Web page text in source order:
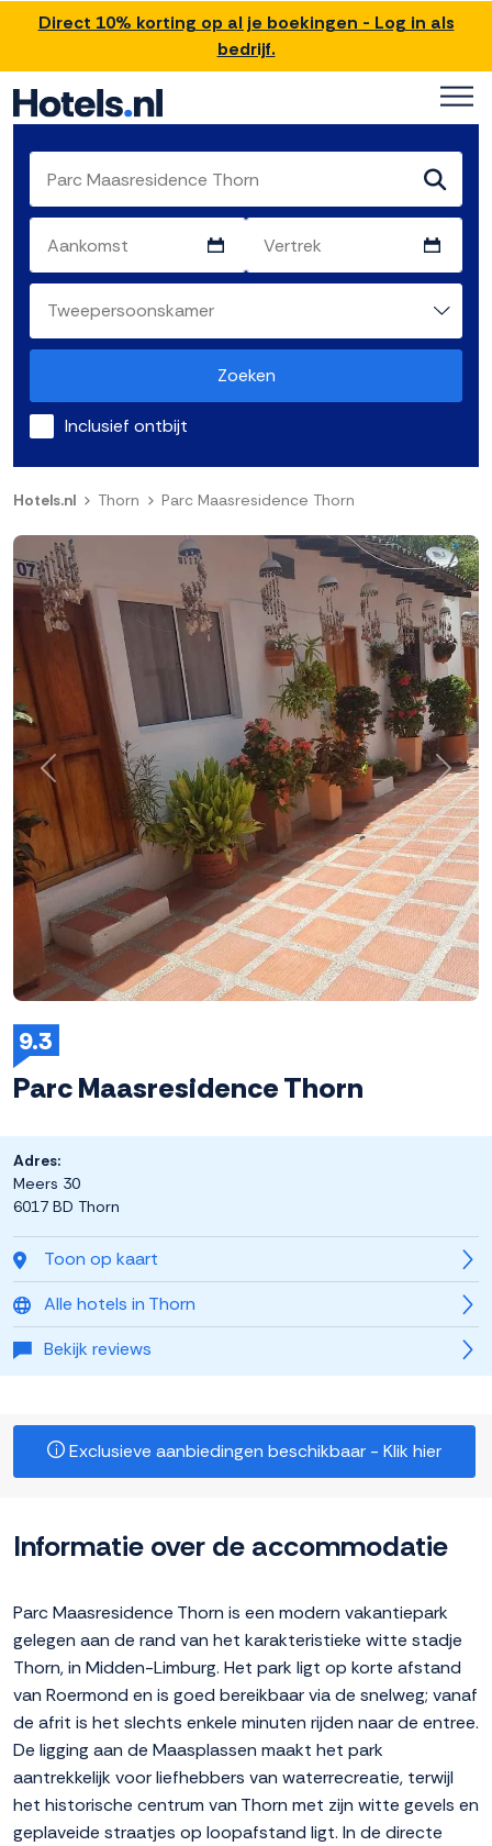
Direct 10% korting op al je boekingen - Log in als
bedrijf.
Zoeken
Inclusief ontbijt
Hotels.nl Thorn Parc Maasresidence Thorn
9.3
Parc Maasresidence Thorn
Toon op kaart
Alle hotels in Thorn
Bekijk reviews
Adres:
Meers 30
6017 BD Thorn
Exclusieve aanbiedingen beschikbaar - Klik hier
Informatie over de accommodatie
Parc Maasresidence Thorn is een modern vakantiepark
gelegen aan de rand van het karakteristieke witte stadje
Thorn, in Midden-Limburg. Het park ligt op korte afstand
van Roermond en is goed bereikbaar via de snelweg; vanaf
de afrit is het slechts enkele minuten rijden naar de entree.
De ligging aan de Maasplassen maakt het park
aantrekkelijk voor liefhebbers van waterrecreatie, terwijl
het historische centrum van Thorn met zijn witte gevels en
geplaveide straatjes op loopafstand ligt. In de directe